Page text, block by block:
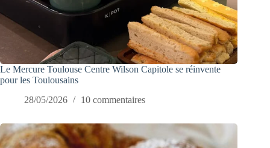
Le Mercure Toulouse Centre Wilson Capitole se réinvente
pour les Toulousains
28/05/2026
10 commentaires